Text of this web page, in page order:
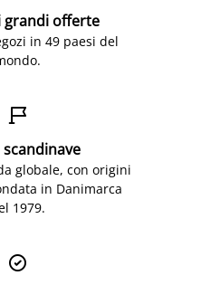
grandi offerte
in 49 paesi del

globale, con origini
in Danimarca
1979.
